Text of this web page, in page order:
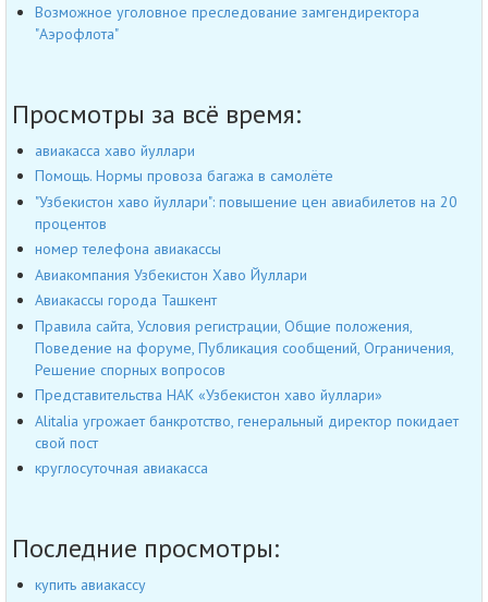
Возможное уголовное преследование замгендиректора
"Аэрофлота"
Просмотры за всё время:
авиакасса хаво йуллари
Помощь. Нормы провоза багажа в самолёте
"Узбекистон хаво йуллари": повышение цен авиабилетов на 20
процентов
номер телефона авиакассы
Авиакомпания Узбекистон Хаво Йуллари
Авиакассы города Ташкент
Правила сайта, Условия регистрации, Общие положения,
Поведение на форуме, Публикация сообщений, Ограничения,
Решение спорных вопросов
Представительства НАК «Узбекистон хаво йуллари»
Alitalia угрожает банкротство, генеральный директор покидает
свой пост
круглосуточная авиакасса
Последние просмотры:
купить авиакассу